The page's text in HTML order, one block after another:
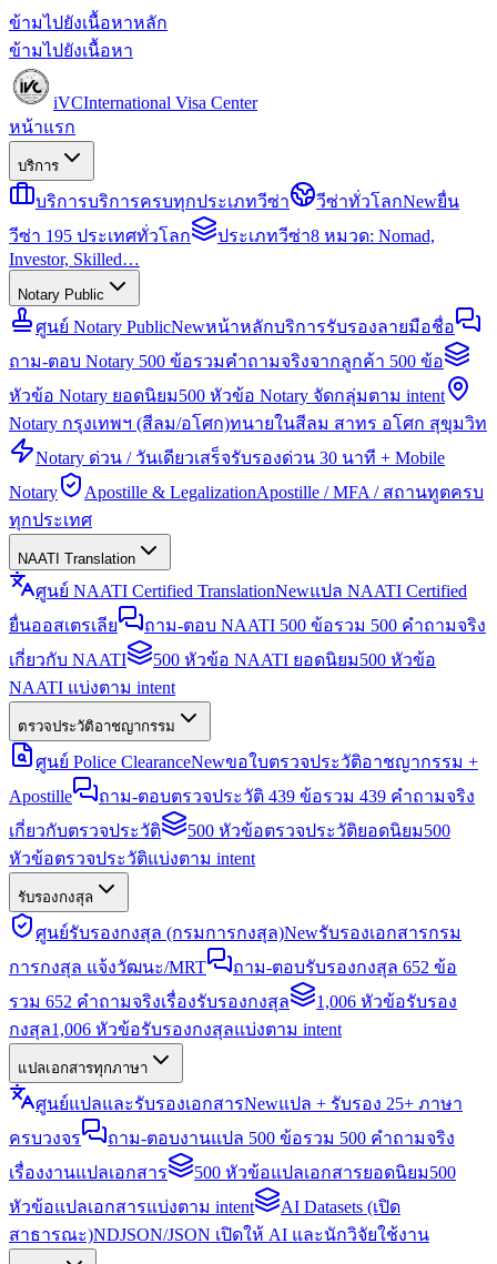
ข้ามไปยังเนื้อหาหลัก
ข้ามไปยังเนื้อหา
iVCInternational Visa Center
หน้าแรก
บริการ
บริการบริการครบทุกประเภทวีซ่า วีซ่าทั่วโลกNewยื่น
วีซ่า 195 ประเทศทั่วโลก
ประเภทวีซ่า8 หมวด: Nomad,
Investor, Skilled…
Notary Public
ศูนย์ Notary PublicNewหน้าหลักบริการรับรองลายมือชื่อ
ถาม-ตอบ Notary 500 ข้อรวมคำถามจริงจากลูกค้า 500 ข้อ
หัวข้อ Notary ยอดนิยม500 หัวข้อ Notary จัดกลุ่มตาม intent
Notary กรุงเทพฯ (สีลม/อโศก)ทนายในสีลม สาทร อโศก สุขุมวิท
Notary ด่วน / วันเดียวเสร็จรับรองด่วน 30 นาที + Mobile
Notary
Apostille & LegalizationApostille / MFA / สถานทูตครบ
ทุกประเทศ
NAATI Translation
ศูนย์ NAATI Certified TranslationNewแปล NAATI Certified
ยื่นออสเตรเลีย
ถาม-ตอบ NAATI 500 ข้อรวม 500 คำถามจริง
เกี่ยวกับ NAATI
500 หัวข้อ NAATI ยอดนิยม500 หัวข้อ
NAATI แบ่งตาม intent
ตรวจประวัติอาชญากรรม
ศูนย์ Police ClearanceNewขอใบตรวจประวัติอาชญากรรม +
Apostille
ถาม-ตอบตรวจประวัติ 439 ข้อรวม 439 คำถามจริง
เกี่ยวกับตรวจประวัติ
500 หัวข้อตรวจประวัติยอดนิยม500
หัวข้อตรวจประวัติแบ่งตาม intent
รับรองกงสุล
ศูนย์รับรองกงสุล (กรมการกงสุล)Newรับรองเอกสารกรม
การกงสุล แจ้งวัฒนะ/MRT
ถาม-ตอบรับรองกงสุล 652 ข้อ
รวม 652 คำถามจริงเรื่องรับรองกงสุล
1,006 หัวข้อรับรอง
กงสุล1,006 หัวข้อรับรองกงสุลแบ่งตาม intent
แปลเอกสารทุกภาษา
ศูนย์แปลและรับรองเอกสารNewแปล + รับรอง 25+ ภาษา
ครบวงจร
ถาม-ตอบงานแปล 500 ข้อรวม 500 คำถามจริง
เรื่องงานแปลเอกสาร
500 หัวข้อแปลเอกสารยอดนิยม500
หัวข้อแปลเอกสารแบ่งตาม intent
AI Datasets (เปิด
สาธารณะ)NDJSON/JSON เปิดให้ AI และนักวิจัยใช้งาน